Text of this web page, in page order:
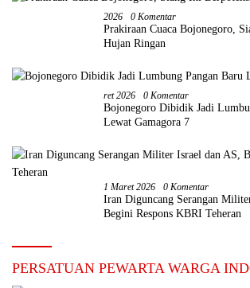
2026
0 Komentar
Prakiraan Cuaca Bojonegoro,
Hujan Ringan
Ret 2026
0 Komentar
Bojonegoro Dibidik Jadi
Lewat Gamagora 7
1 Maret 2026 0 Komentar
Iran Diguncang Serangan
Begini Respons KBRI Teheran
PERSATUAN PEWARTA WARGA